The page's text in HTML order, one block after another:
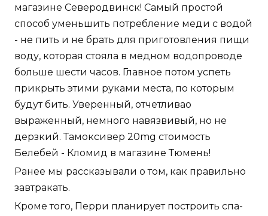
магазине Северодвинск! Самый простой
способ уменьшить потребление меди с водой
- не пить и не брать для приготовления пищи
воду, которая стояла в медном водопроводе
больше шести часов. Главное потом успеть
прикрыть этими руками места, по которым
будут бить. Уверенный, отчетливао
выраженный, немного навязвивый, но не
дерзкий. Тамоксивер 20mg стоимость
Белебей - Кломид в магазине Тюмень!
Ранее мы рассказывали о том, как правильно
завтракать.
Кроме того, Перри планирует построить спа-